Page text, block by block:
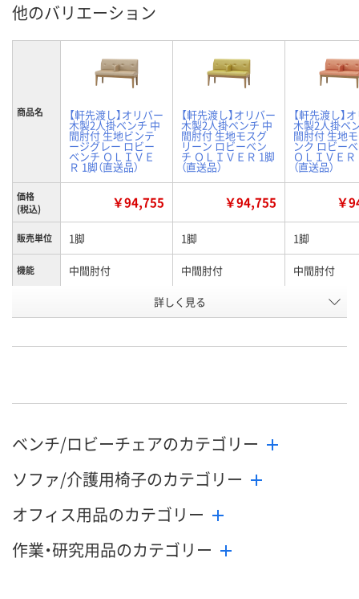
他のバリエーション
商品名 【軒先渡し】オリバー
木製2人掛ベンチ 中
間肘付 生地ビンテ
ージグレー ロビー
ベンチ ＯＬＩＶＥ
Ｒ 1脚（直送品）
【軒先渡し】オリバー
木製2人掛ベンチ 中
間肘付 生地モスグ
リーン ロビーベン
チ ＯＬＩＶＥＲ 1脚
（直送品）
【軒先渡し】
木製2人掛ベ
間肘付 生地
ンク ロビー
ＯＬＩＶＥＲ
（直送品）
価格
(税込)
￥94,755 ￥94,755 ￥
販売単位 1脚 1脚 1脚
機能 中間肘付 中間肘付 中間肘付
モスグリーン モスピンク
号
お届け日
お取り扱い終了しま
した
お取り扱い終了しま
した
詳しく見る
ベンチ/ロビーチェアのカテゴリー
ソファ/介護用椅子のカテゴリー
オフィス用品のカテゴリー
作業・研究用品のカテゴリー